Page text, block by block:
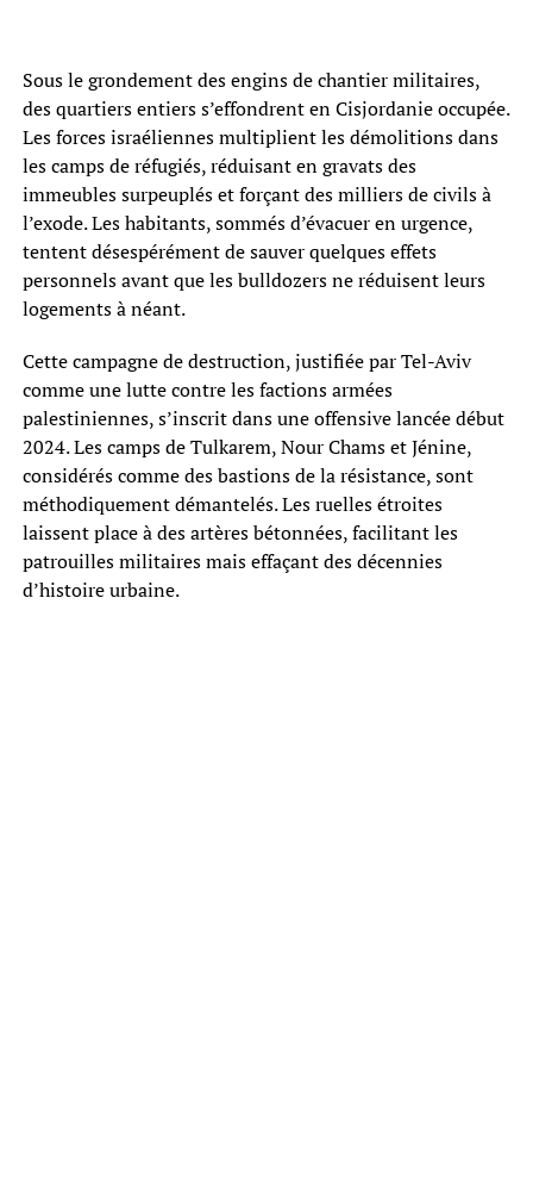
Sous le grondement des engins de chantier militaires,
des quartiers entiers s’effondrent en Cisjordanie occupée.
Les forces israéliennes multiplient les démolitions dans
les camps de réfugiés, réduisant en gravats des
immeubles surpeuplés et forçant des milliers de civils à
l’exode. Les habitants, sommés d’évacuer en urgence,
tentent désespérément de sauver quelques effets
personnels avant que les bulldozers ne réduisent leurs
logements à néant.
Cette campagne de destruction, justifiée par Tel-Aviv
comme une lutte contre les factions armées
palestiniennes, s’inscrit dans une offensive lancée début
2024. Les camps de Tulkarem, Nour Chams et Jénine,
considérés comme des bastions de la résistance, sont
méthodiquement démantelés. Les ruelles étroites
laissent place à des artères bétonnées, facilitant les
patrouilles militaires mais effaçant des décennies
d’histoire urbaine.